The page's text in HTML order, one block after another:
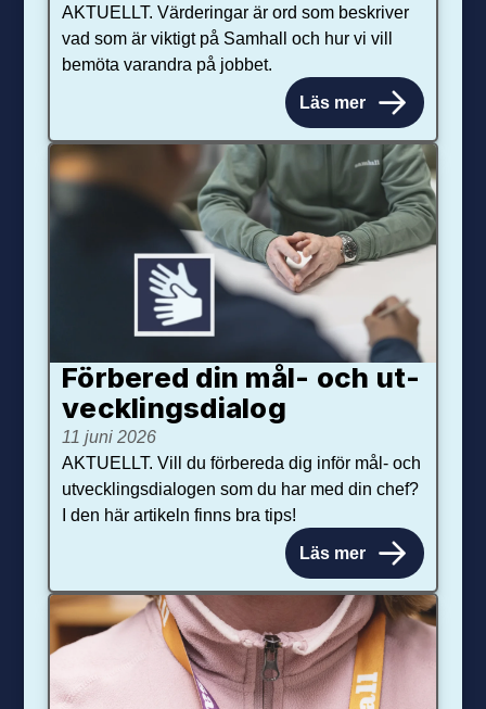
AKTUELLT. Värderingar är ord som beskriver
vad som är viktigt på Samhall och hur vi vill
bemöta varandra på jobbet.
Läs mer
Förbered din mål- och ut­
veck­lings­dialog
11 juni 2026
AKTUELLT. Vill du förbereda dig inför mål- och
utvecklingsdialogen som du har med din chef?
I den här artikeln finns bra tips!
Läs mer